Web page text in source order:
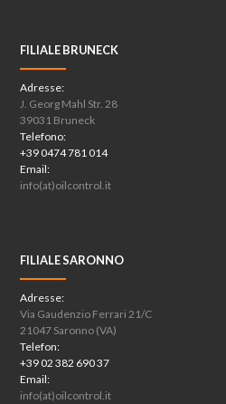
FILIALE BRUNECK
Adresse:
J. Georg Mahl Str. 28
39031 Bruneck
Telefono:
+39 0474 781 014
Email:
info(at)oilcontrol.it
FILIALE SARONNO
Adresse:
Via Gaudenzio Ferrari 21/C
21047 Saronno (VA)
Telefon:
+39 02 382 690 37
Email:
info(at)oilcontrol.it